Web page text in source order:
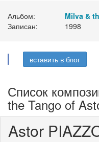
Альбом:
Milva &
Записан:
1998
вставить в блог
Список
the Tango of
Astor